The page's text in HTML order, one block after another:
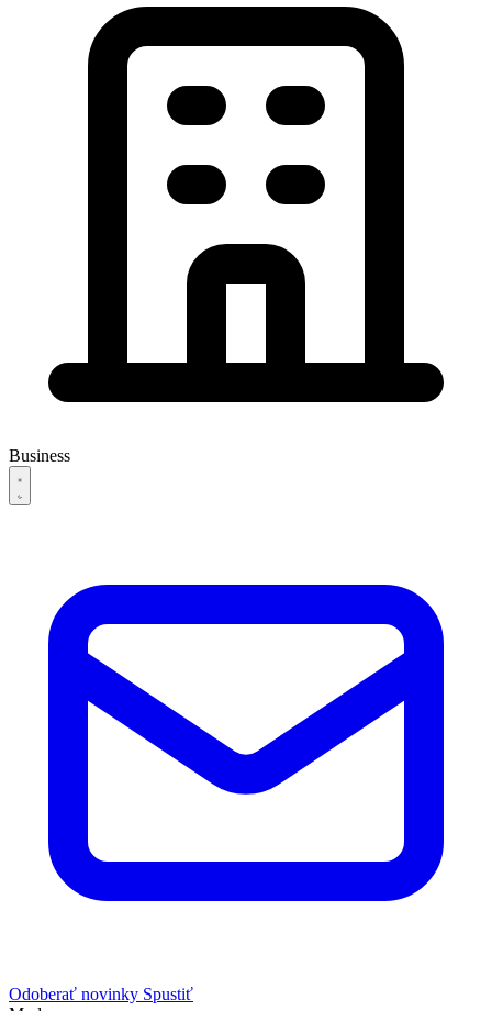
Business
Odoberať novinky Spustiť